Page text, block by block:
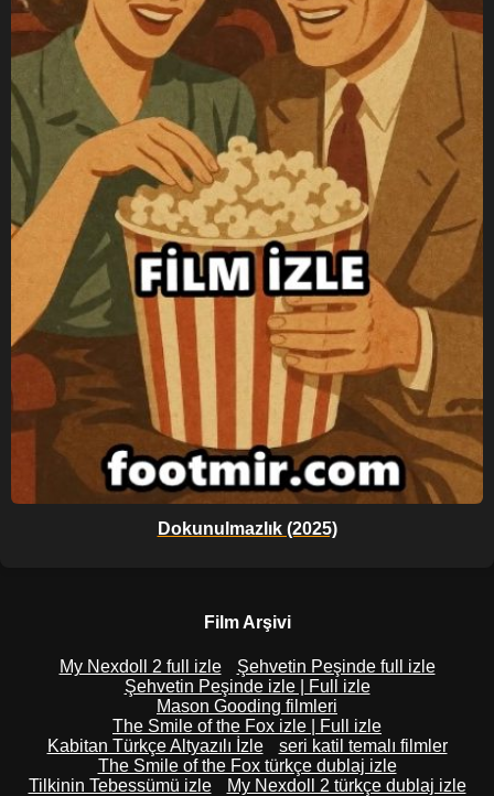
Dokunulmazlık (2025)
Film Arşivi
My Nexdoll 2 full izle
Şehvetin Peşinde full izle
Şehvetin Peşinde izle | Full izle
Mason Gooding filmleri
The Smile of the Fox izle | Full izle
Kabitan Türkçe Altyazılı İzle
seri katil temalı filmler
The Smile of the Fox türkçe dublaj izle
Tilkinin Tebessümü izle
My Nexdoll 2 türkçe dublaj izle